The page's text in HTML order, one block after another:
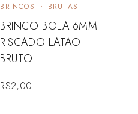
BRINCOS BRUTAS
BRINCO BOLA 6MM
RISCADO LATAO
BRUTO
R$2,00